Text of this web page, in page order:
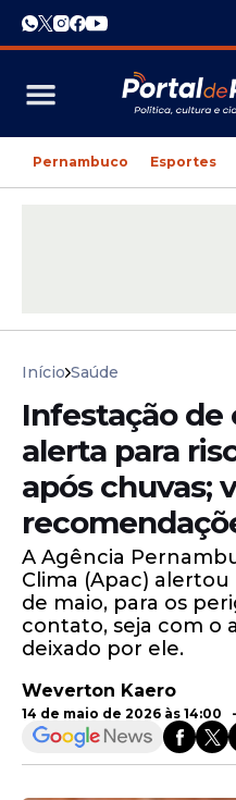
Pernambuco Esportes
Início Saúde
Infestação de
alerta para
após chuvas;
A Agência
Clima (Apac)
de maio, para os
contato, seja com o
deixado por ele.
Weverton Kaero
14 de maio de 2026 às 14:00